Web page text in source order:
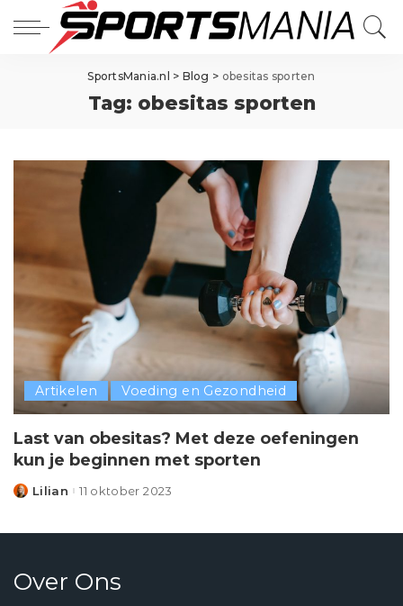
SportsMania.nl > Blog > obesitas sporten
Tag: obesitas sporten
Artikelen Voeding en Gezondheid
Last van obesitas? Met deze oefeningen
kun je beginnen met sporten
Posted
Lilian 11 oktober 2023
Over Ons